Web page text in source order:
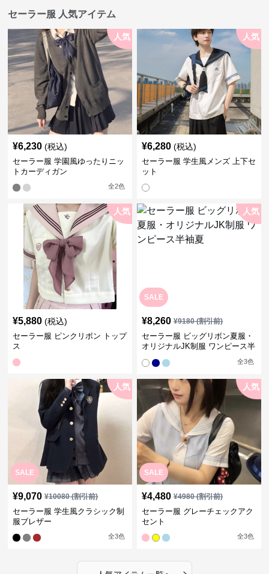
セーラー服 人気アイテム
人気
¥6,230 (税込)
セーラー服 学園風ゆったりニッ
トカーディガン
全2色
人気
¥6,280 (税込)
セーラー服 学生風メンズ 上下セ
ット
人気
¥5,880 (税込)
セーラー服 ピンクリボン トップ
ス
SALE
人気
¥8,260 ¥9180(割引前)
セーラー服 ビッグリボン夏服・
オリジナルJK制服 ワンピース半
全3色
SALE
人気
¥9,070 ¥10080(割引前)
セーラー服 学生風クラシック制
服ブレザー
全3色
SALE
人気
¥4,480 ¥4980(割引前)
セーラー服 グレーチェックアク
セント
全3色